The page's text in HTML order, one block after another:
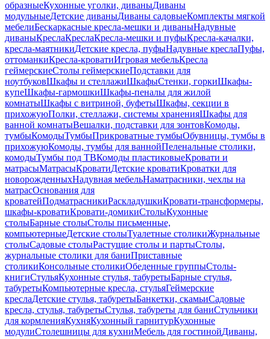
образныеКухонные уголки, диваныДиваны
модульныеДетские диваныДиваны садовыеКомплекты мягкой
мебелиБескаркасные кресла-мешки и диваныНадувные
диваныКреслаКреслаКресла-мешки и пуфыКресла-качалки,
кресла-маятникиДетские кресла, пуфыНадувные креслаПуфы,
оттоманкиКресла-кроватиИгровая мебельКресла
геймерскиеСтолы геймерскиеПодставки для
ноутбуковШкафы и стеллажиШкафыСтенки, горкиШкафы-
купеШкафы-гармошкиШкафы-пеналы для жилой
комнатыШкафы с витриной, буфетыШкафы, секции в
прихожуюПолки, стеллажи, системы храненияШкафы для
ванной комнатыВешалки, подставки для зонтовКомоды,
тумбыКомодыТумбыПрикроватные тумбыОбувницы, тумбы в
прихожуюКомоды, тумбы для ваннойПеленальные столики,
комодыТумбы под ТВКомоды пластиковыеКровати и
матрасыМатрасыКроватиДетские кроватиКроватки для
новорожденныхНадувная мебельНаматрасники, чехлы на
матрасОснования для
кроватейПодматрасникиРаскладушкиКровати-трансформеры,
шкафы-кроватиКровати-домикиСтолыКухонные
столыБарные столыСтолы письменные,
компьютерныеДетские столыТуалетные столикиЖурнальные
столыСадовые столыРастущие столы и партыСтолы,
журнальные столики для баниПриставные
столикиКонсольные столикиОбеденные группыСтолы-
книгиСтульяКухонные стулья, табуретыБарные стулья,
табуретыКомпьютерные кресла, стульяГеймерские
креслаДетские стулья, табуретыБанкетки, скамьиСадовые
кресла, стулья, табуретыСтулья, табуреты для баниСтульчики
для кормленияКухняКухонный гарнитурКухонные
модулиСтолешницы для кухниМебель для гостинойДиваны,